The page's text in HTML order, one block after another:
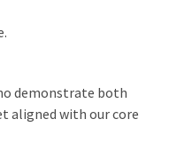
demonstrate both
aligned with our core